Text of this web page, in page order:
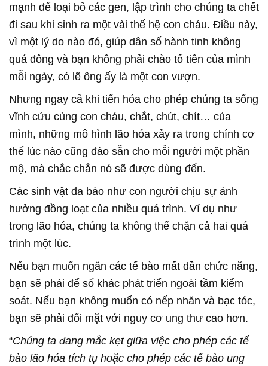
mạnh để loại bỏ các gen, lập trình cho chúng ta chết
đi sau khi sinh ra một vài thế hệ con cháu. Điều này,
vì một lý do nào đó, giúp dân số hành tinh không
quá đông và bạn không phải chào tổ tiên của mình
mỗi ngày, có lẽ ông ấy là một con vượn.
Nhưng ngay cả khi tiến hóa cho phép chúng ta sống
vĩnh cửu cùng con cháu, chắt, chút, chít… của
mình, những mô hình lão hóa xảy ra trong chính cơ
thể lúc nào cũng đào sẵn cho mỗi người một phần
mộ, mà chắc chắn nó sẽ được dùng đến.
Các sinh vật đa bào như con người chịu sự ảnh
hưởng đồng loạt của nhiều quá trình. Ví dụ như
trong lão hóa, chúng ta không thể chặn cả hai quá
trình một lúc.
Nếu bạn muốn ngăn các tế bào mất dần chức năng,
bạn sẽ phải để số khác phát triển ngoài tầm kiểm
soát. Nếu bạn không muốn có nếp nhăn và bạc tóc,
bạn sẽ phải đối mặt với nguy cơ ung thư cao hơn.
“Chúng ta đang mắc kẹt giữa việc cho phép các tế
bào lão hóa tích tụ hoặc cho phép các tế bào ung